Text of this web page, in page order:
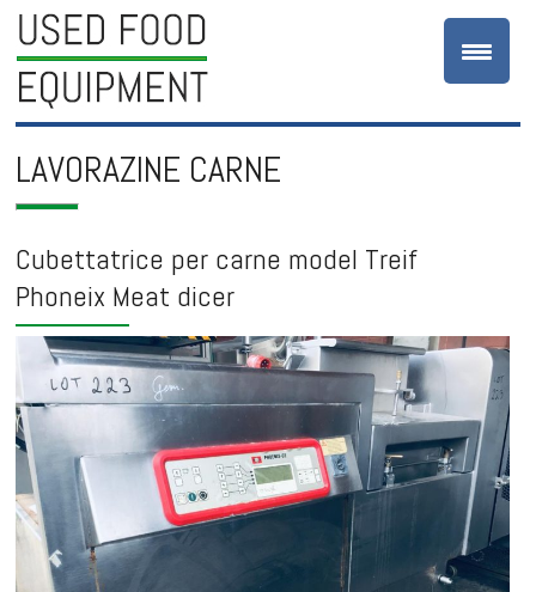
LAVORAZINE CARNE
Cubettatrice per carne model Treif
Phoneix Meat dicer